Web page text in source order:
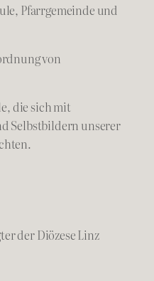
Pfarrgemeinde und
von
die sich mit
Selbstbildern unserer
der Diözese Linz